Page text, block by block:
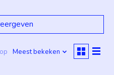
Meest bekeken